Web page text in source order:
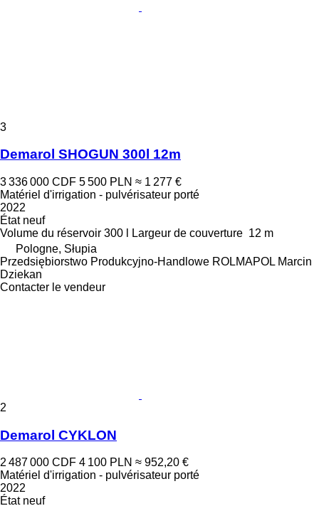
3
Demarol SHOGUN 300l 12m
3 336 000 CDF 5 500 PLN ≈ 1 277 €
Matériel d'irrigation - pulvérisateur porté
2022
Étatneuf
Volume du réservoir 300 l Largeur de couverture 12 m
Pologne, Słupia
Przedsiębiorstwo Produkcyjno-Handlowe ROLMAPOL Marcin
Dziekan
Contacter le vendeur
2
Demarol CYKLON
2 487 000 CDF 4 100 PLN ≈ 952,20 €
Matériel d'irrigation - pulvérisateur porté
2022
Étatneuf